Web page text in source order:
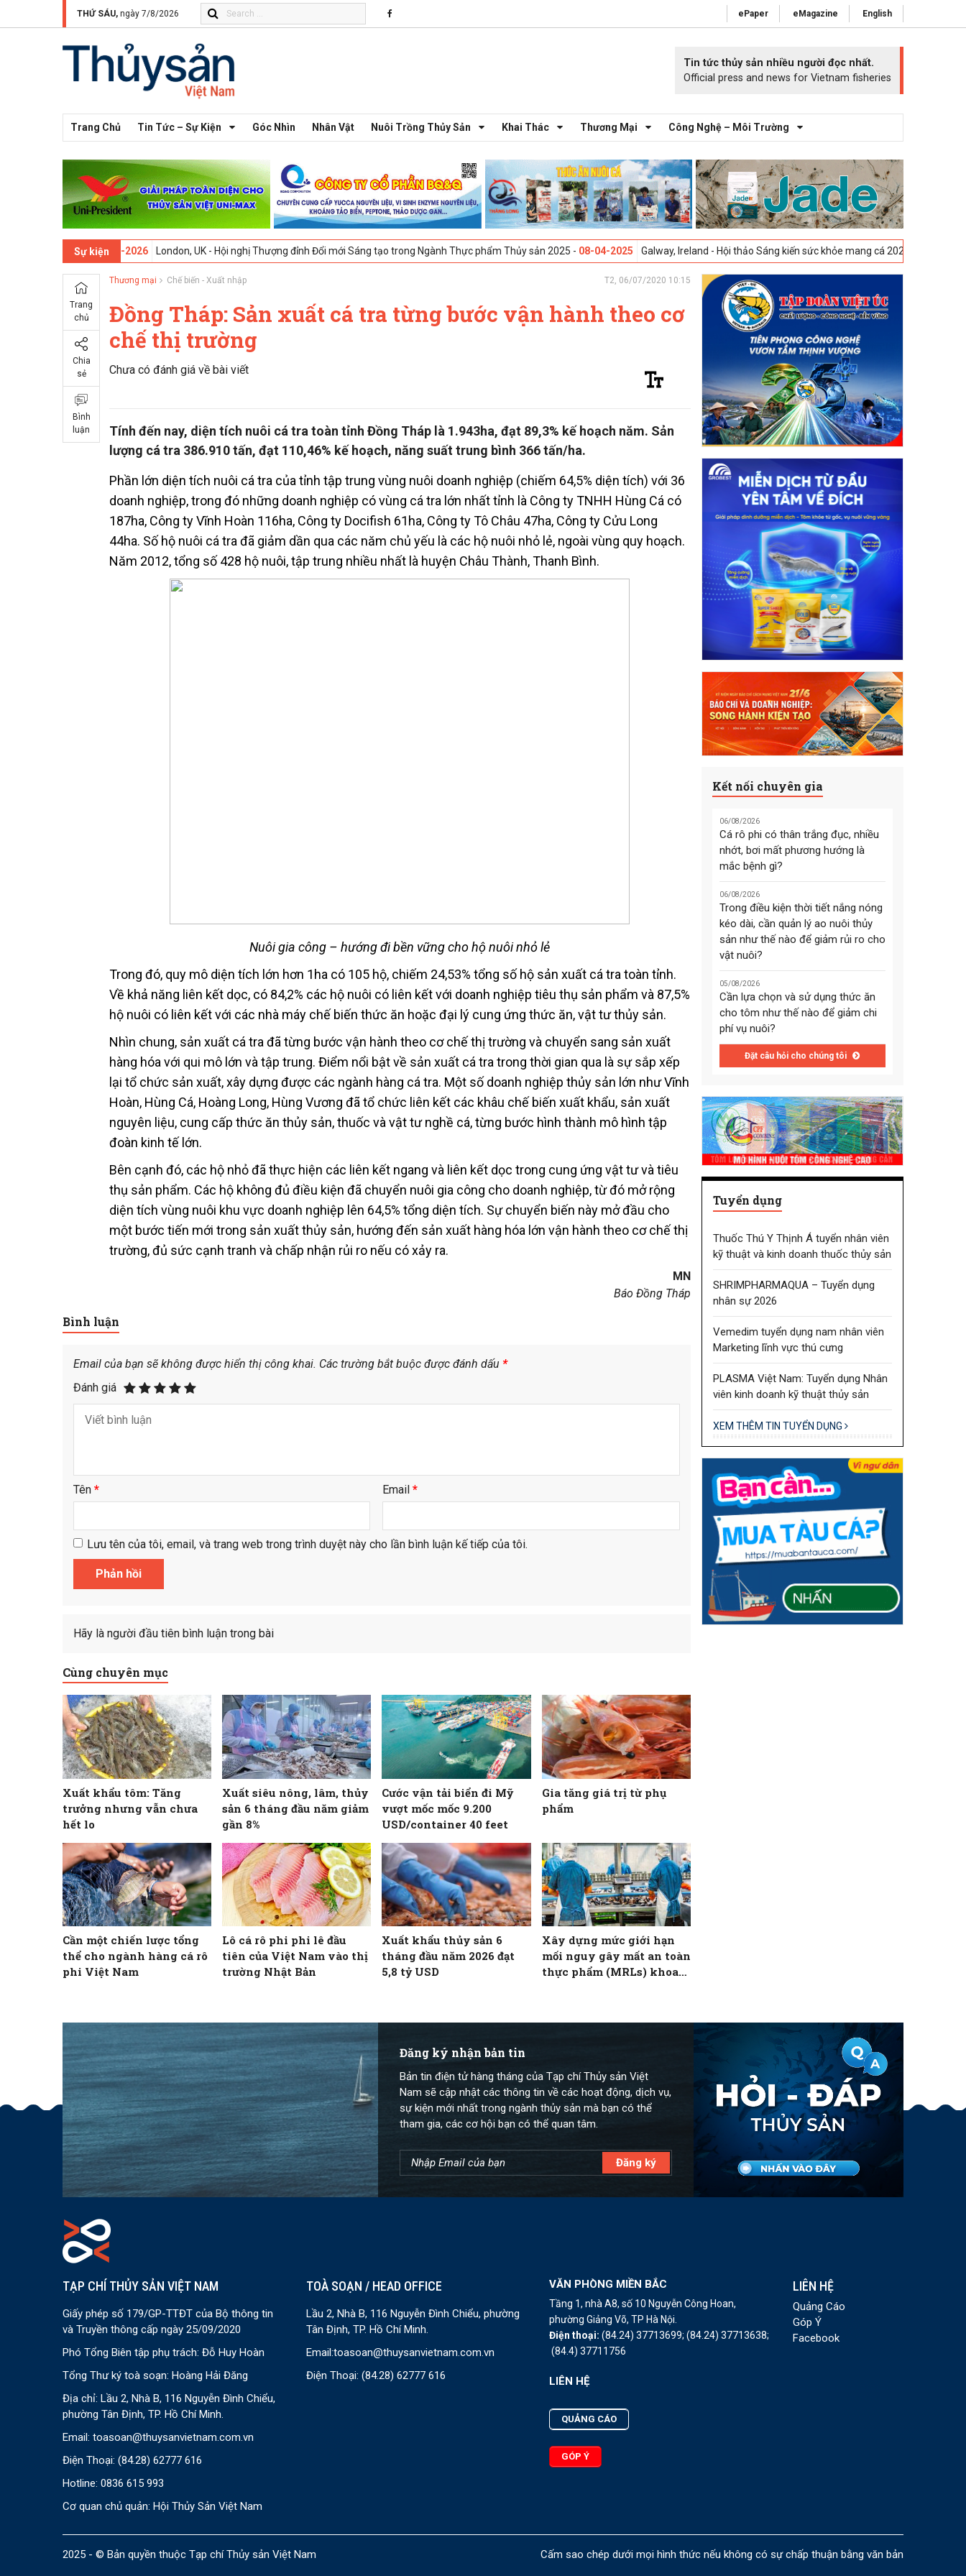
THỨ SÁU, ngày 7/8/2026 ePaper eMagazine English
Tin tức thủy sản nhiều người đọc nhất.
Official press and news for Vietnam fisheries
Trang Chủ Tin Tức – Sự Kiện Góc Nhìn Nhân Vật Nuôi Trồng Thủy Sản Khai Thác Thương Mại Công Nghệ – Môi Trường
Sự kiện
09-02-2026 London, UK - Hội nghị Thượng đỉnh Đổi mới Sáng tạo trong Ngành Thực phẩm Thủy sản 2025 -08-04-2025 Galway, Ireland - Hội thảo Sáng kiến sức khỏe mang cá 2025 -23-04-2025
Trang
chủ
Chia
sẻ
Bình
luận
Thương mại Chế biến - Xuất nhập T2, 06/07/2020 10:15
Đồng Tháp: Sản xuất cá tra từng bước vận hành theo cơ
chế thị trường
Chưa có đánh giá về bài viết
Tính đến nay, diện tích nuôi cá tra toàn tỉnh Đồng Tháp là 1.943ha, đạt 89,3% kế hoạch năm. Sản
lượng cá tra 386.910 tấn, đạt 110,46% kế hoạch, năng suất trung bình 366 tấn/ha.
Phần lớn diện tích nuôi cá tra của tỉnh tập trung vùng nuôi doanh nghiệp (chiếm 64,5% diện tích) với 36
doanh nghiệp, trong đó những doanh nghiệp có vùng cá tra lớn nhất tỉnh là Công ty TNHH Hùng Cá có
187ha, Công ty Vĩnh Hoàn 116ha, Công ty Docifish 61ha, Công ty Tô Châu 47ha, Công ty Cửu Long
44ha. Số hộ nuôi cá tra đã giảm dần qua các năm chủ yếu là các hộ nuôi nhỏ lẻ, ngoài vùng quy hoạch.
Năm 2012, tổng số 428 hộ nuôi, tập trung nhiều nhất là huyện Châu Thành, Thanh Bình.
Nuôi gia công – hướng đi bền vững cho hộ nuôi nhỏ lẻ
Trong đó, quy mô diện tích lớn hơn 1ha có 105 hộ, chiếm 24,53% tổng số hộ sản xuất cá tra toàn tỉnh.
Về khả năng liên kết dọc, có 84,2% các hộ nuôi có liên kết với doanh nghiệp tiêu thụ sản phẩm và 87,5%
hộ nuôi có liên kết với các nhà máy chế biến thức ăn hoặc đại lý cung ứng thức ăn, vật tư thủy sản.
Nhìn chung, sản xuất cá tra đã từng bước vận hành theo cơ chế thị trường và chuyển sang sản xuất
hàng hóa với qui mô lớn và tập trung. Điểm nổi bật về sản xuất cá tra trong thời gian qua là sự sắp xếp
lại tổ chức sản xuất, xây dựng được các ngành hàng cá tra. Một số doanh nghiệp thủy sản lớn như Vĩnh
Hoàn, Hùng Cá, Hoàng Long, Hùng Vương đã tổ chức liên kết các khâu chế biến xuất khẩu, sản xuất
nguyên liệu, cung cấp thức ăn thủy sản, thuốc và vật tư nghề cá, từng bước hình thành mô hình tập
đoàn kinh tế lớn.
Bên cạnh đó, các hộ nhỏ đã thực hiện các liên kết ngang và liên kết dọc trong cung ứng vật tư và tiêu
thụ sản phẩm. Các hộ không đủ điều kiện đã chuyển nuôi gia công cho doanh nghiệp, từ đó mở rộng
diện tích vùng nuôi khu vực doanh nghiệp lên 64,5% tổng diện tích. Sự chuyển biến này mở đầu cho
một bước tiến mới trong sản xuất thủy sản, hướng đến sản xuất hàng hóa lớn vận hành theo cơ chế thị
trường, đủ sức cạnh tranh và chấp nhận rủi ro nếu có xảy ra.
MN
Báo Đồng Tháp
Bình luận
Email của bạn sẽ không được hiển thị công khai. Các trường bắt buộc được đánh dấu *
Đánh giá
Tên * Email*
Lưu tên của tôi, email, và trang web trong trình duyệt này cho lần bình luận kế tiếp của tôi.
Hãy là người đầu tiên bình luận trong bài
Cùng chuyên mục
Xuất khẩu tôm: Tăng
trưởng nhưng vẫn chưa
hết lo
Xuất siêu nông, lâm, thủy
sản 6 tháng đầu năm giảm
gần 8%
Cước vận tải biển đi Mỹ
vượt mốc mốc 9.200
USD/container 40 feet
Gia tăng giá trị từ phụ
phẩm
Cần một chiến lược tổng
thể cho ngành hàng cá rô
phi Việt Nam
Lô cá rô phi phi lê đầu
tiên của Việt Nam vào thị
trường Nhật Bản
Xuất khẩu thủy sản 6
tháng đầu năm 2026 đạt
5,8 tỷ USD
Xây dựng mức giới hạn
mối nguy gây mất an toàn
thực phẩm (MRLs) khoa
Kết nối chuyên gia
06/08/2026
Cá rô phi có thân trắng đục, nhiều
nhớt, bơi mất phương hướng là
mắc bệnh gì?
06/08/2026
Trong điều kiện thời tiết nắng nóng
kéo dài, cần quản lý ao nuôi thủy
sản như thế nào để giảm rủi ro cho
vật nuôi?
05/08/2026
Cần lựa chọn và sử dụng thức ăn
cho tôm như thế nào để giảm chi
phí vụ nuôi?
Đặt câu hỏi cho chúng tôi
Tuyển dụng
Thuốc Thú Y Thịnh Á tuyển nhân viên
kỹ thuật và kinh doanh thuốc thủy sản
SHRIMPHARMAQUA – Tuyển dụng
nhân sự 2026
Vemedim tuyển dụng nam nhân viên
Marketing lĩnh vực thú cưng
PLASMA Việt Nam: Tuyển dụng Nhân
viên kinh doanh kỹ thuật thủy sản
XEM THÊM TIN TUYỂN DỤNG
Đăng ký nhận bản tin
Bản tin điện tử hàng tháng của Tạp chí Thủy sản Việt
Nam sẽ cập nhật các thông tin về các hoạt động, dịch vụ,
sự kiện mới nhất trong ngành thủy sản mà bạn có thể
tham gia, các cơ hội bạn có thể quan tâm.
TẠP CHÍ THỦY SẢN VIỆT NAM
Giấy phép số 179/GP-TTĐT của Bộ thông tin
và Truyền thông cấp ngày 25/09/2020
Phó Tổng Biên tập phụ trách: Đỗ Huy Hoàn
Tổng Thư ký toà soạn: Hoàng Hải Đăng
Địa chỉ: Lầu 2, Nhà B, 116 Nguyễn Đình Chiểu,
phường Tân Định, TP. Hồ Chí Minh.
Email: toasoan@thuysanvietnam.com.vn
Điện Thoại: (84.28) 62777 616
Hotline: 0836 615 993
Cơ quan chủ quản: Hội Thủy Sản Việt Nam
TOÀ SOẠN / HEAD OFFICE
Lầu 2, Nhà B, 116 Nguyễn Đình Chiểu, phường
Tân Định, TP. Hồ Chí Minh.
Email:toasoan@thuysanvietnam.com.vn
Điện Thoại: (84.28) 62777 616
VĂN PHÒNG MIỀN BẮC
Tầng 1, nhà A8, số 10 Nguyễn Công Hoan,
phường Giảng Võ, TP Hà Nội.
Điện thoại:(84.24) 37713699;(84.24) 37713638;
(84.4) 37711756
LIÊN HỆ
QUẢNG CÁO
GÓP Ý
LIÊN HỆ
Quảng Cáo
Góp Ý
Facebook
2025 - © Bản quyền thuộc Tạp chí Thủy sản Việt Nam Cấm sao chép dưới mọi hình thức nếu không có sự chấp thuận bằng văn bản